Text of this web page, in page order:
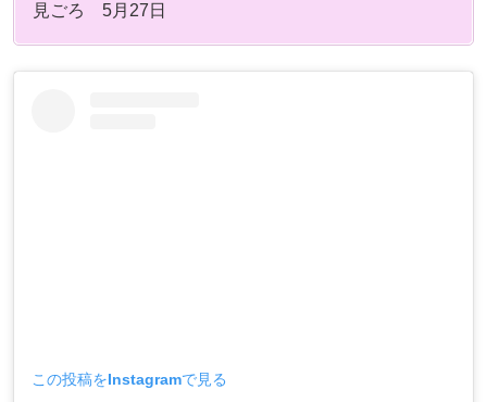
見ごろ 5月27日
この投稿をInstagramで見る